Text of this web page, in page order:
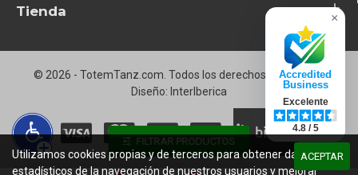
Tienda
© 2026 - TotemTanz.com. Todos los derechos reservados
Diseño: InterIberica
ACEPTAR
Utilizamos cookies propias y de terceros para obtener datos
estadísticos de la navegación de nuestros usuarios y mejorar
×
Accredited
Business
Excelente
4.8 / 5
FILTRAR PRODUCTOS